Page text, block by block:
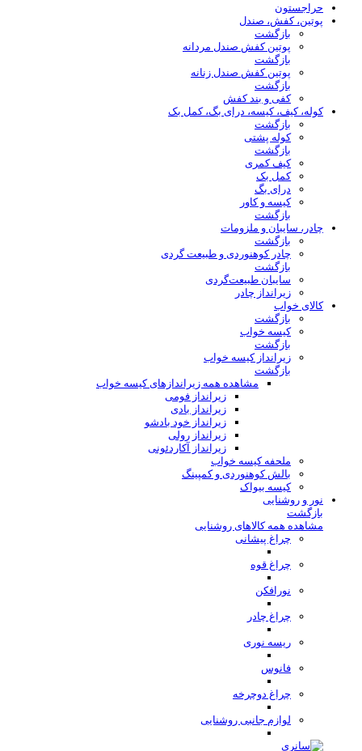
حراجستون
پوتین، کفش، صندل
بازگشت
پوتین کفش صندل مردانه
بازگشت
پوتین کفش صندل زنانه
بازگشت
کفی و بند کفش
کوله، کیف، کیسه، درای بگ، کمل بک
بازگشت
کوله پشتی
بازگشت
کیف کمری
کمل بک
درای بگ
کیسه و کاور
بازگشت
چادر، سایبان و ملزومات
بازگشت
چادر کوهنوردی و طبیعت گردی
بازگشت
سایبان طبیعت‌گردی
زیرانداز چادر
کالای خواب
بازگشت
کیسه خواب
بازگشت
زیرانداز کیسه خواب
بازگشت
مشاهده همه زیراندازهای کیسه خواب
زیرانداز فومی
زیرانداز بادی
زیرانداز خود بادشو
زیرانداز رولی
زیرانداز آکاردئونی
ملحفه کیسه خواب
بالش کوهنوردی و کمپینگ
کیسه بیواک
نور و روشنایی
بازگشت
مشاهده همه کالاهای روشنایی
چراغ پیشانی
چراغ قوه
نورافکن
چراغ چادر
ریسه نوری
فانوس
چراغ دوچرخه
لوازم جانبی روشنایی